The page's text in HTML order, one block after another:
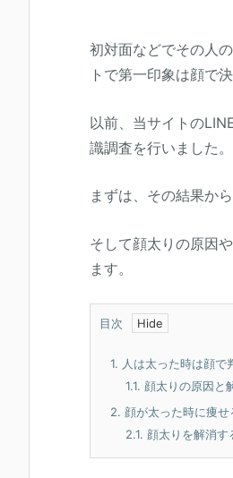
初対面などでその人
トで第一印象は顔で
以前、当サイトの
識調査を行いました
まずは、その結果か
そして顔太りの原因
ます。
目次
1. 人は太った時は顔で
1.1. 顔太りの原因と
2. 顔が太った時に痩
2.1. 顔太りを解消す